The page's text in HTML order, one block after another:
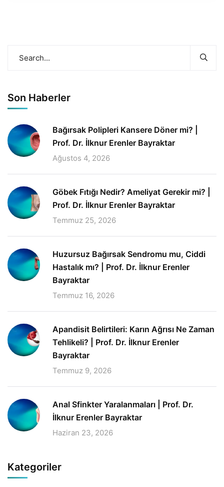
Son Haberler
Bağırsak Polipleri Kansere Döner mi? |
Prof. Dr. İlknur Erenler Bayraktar
Ağustos 4, 2026
Göbek Fıtığı Nedir? Ameliyat Gerekir mi? |
Prof. Dr. İlknur Erenler Bayraktar
Temmuz 25, 2026
Huzursuz Bağırsak Sendromu mu, Ciddi
Hastalık mı? | Prof. Dr. İlknur Erenler
Bayraktar
Temmuz 16, 2026
Apandisit Belirtileri: Karın Ağrısı Ne Zaman
Tehlikeli? | Prof. Dr. İlknur Erenler
Bayraktar
Temmuz 9, 2026
Anal Sfinkter Yaralanmaları | Prof. Dr.
İlknur Erenler Bayraktar
Haziran 23, 2026
Kategoriler